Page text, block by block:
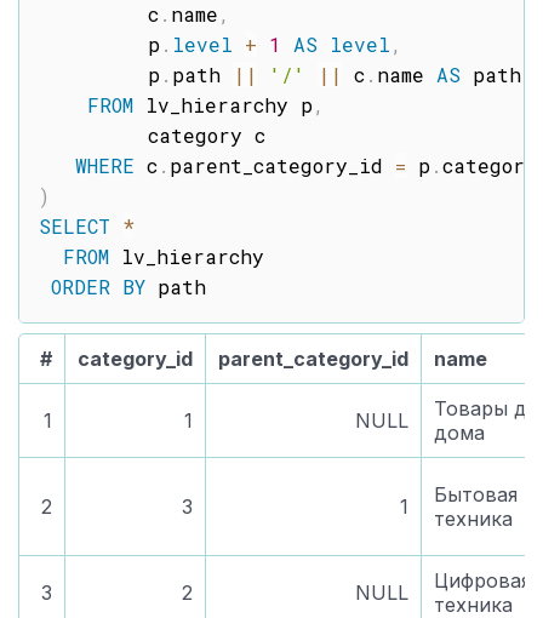
         c
. name,
         p
. level + 1 AS level,
         p
. path || '/' || c. name AS path
FROM lv_hierarchy p,
         category c
WHERE c. parent_category_id = p.
)
SELECT *
FROM lv_hierarchy
ORDER BY
# category_id parent_category_id name
1 1 NULL
Товары
дома
2 3 1
Бытовая
техника
3 2 NULL
Цифровая
техника